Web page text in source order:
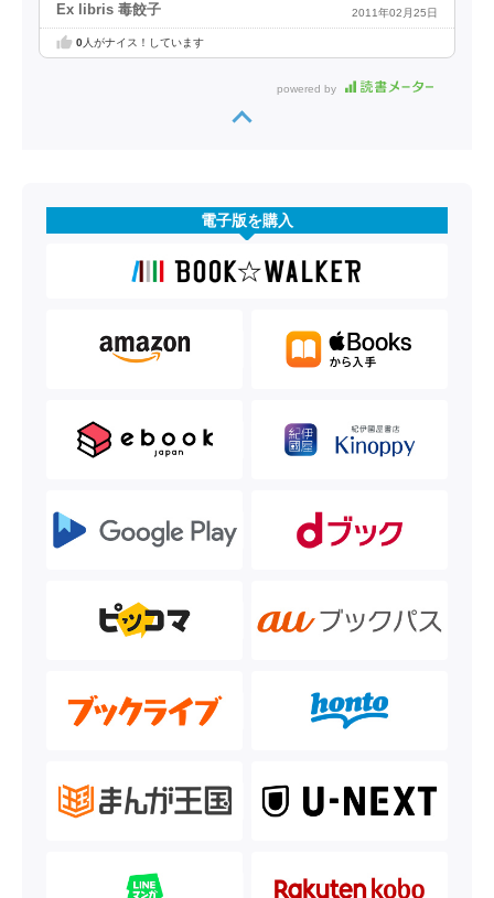
Ex libris 毒餃子 2011年02月25日
0人がナイス！しています
powered by
電子版を購入